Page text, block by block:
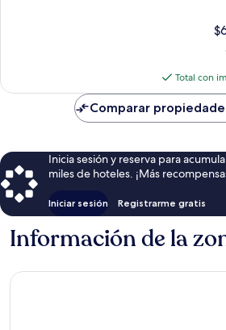
Total con
Comparar
Inicia sesión y reserva para
miles de hoteles. ¡Más
Iniciar sesión Registrarme gratis
Información de la